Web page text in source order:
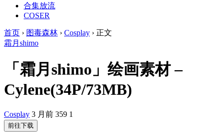
合集放流
COSER
首页 › 图毒森林 › Cosplay › 正文
霜月shimo
「霜月shimo」绘画素材 –
Cylene(34P/73MB)
Cosplay 3 月前 359 1
前往下载